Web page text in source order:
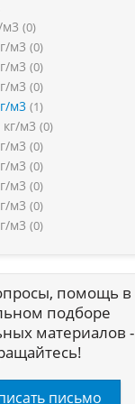
м3 (0)
м3 (0)
м3 (0)
м3 (0)
м3 (1)
кг/м3 (0)
м3 (0)
м3 (0)
м3 (0)
м3 (0)
м3 (0)
помощь в
подборе
материалов -
письмо